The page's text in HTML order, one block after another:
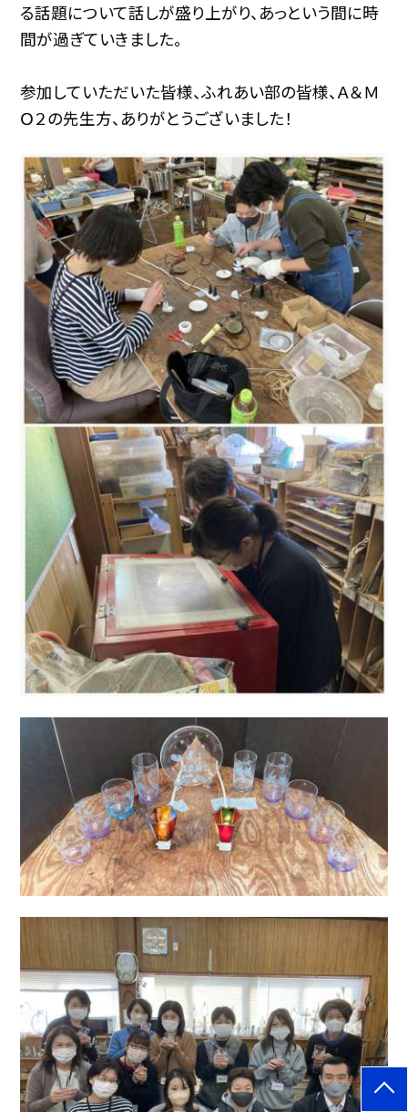
る話題について話しが盛り上がり、あっという間に時
間が過ぎていきました。
参加していただいた皆様、ふれあい部の皆様、Ａ＆Ｍ
Ｏ２の先生方、ありがとうございました！